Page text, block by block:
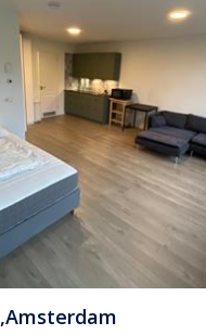
,Amsterdam